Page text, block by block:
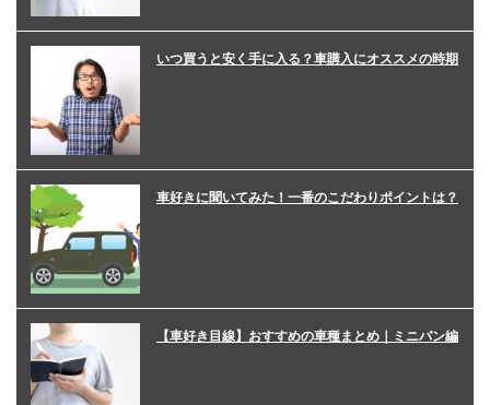
いつ買うと安く手に入る？車購入にオススメの時期
車好きに聞いてみた！一番のこだわりポイントは？
【車好き目線】おすすめの車種まとめ｜ミニバン編